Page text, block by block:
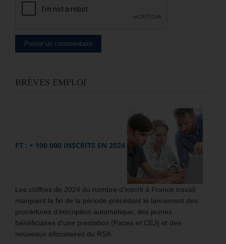
BRÈVES EMPLOI
FT : + 100 000 INSCRITS EN 2024
Les chiffres de 2024 du nombre d’inscrit à France travail
marquent la fin de la période précédant le lancement des
procédures d’inscription automatique, des jeunes
bénéficiaires d’une prestation (Pacea et CEJ) et des
nouveaux allocataires du RSA.